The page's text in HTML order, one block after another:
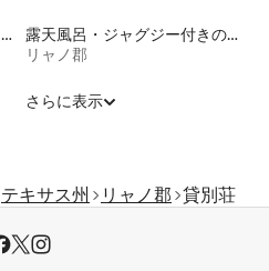
車椅子から移乗しやすいトイレ付きの宿泊施設
露天風呂・ジャグジー付きの宿泊施設
リャノ郡
さらに表示
テキサス州 リャノ郡 貸別荘